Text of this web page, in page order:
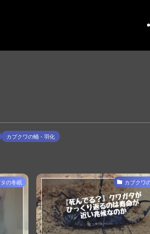
カブクワの蛹・羽化
の冬眠 カブクワ